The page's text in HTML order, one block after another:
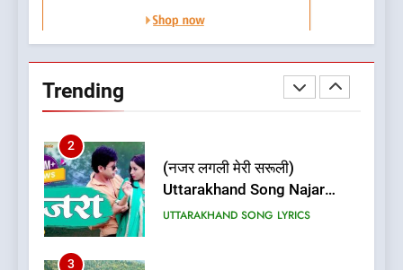
Trending
Best Home Stay in Almora
UTTARAKHAND TRAVEL GUIDE
Uttarakhand Song Najar
Lagali Meri Saruli Lyrics
UTTARAKHAND SONG LYRICS